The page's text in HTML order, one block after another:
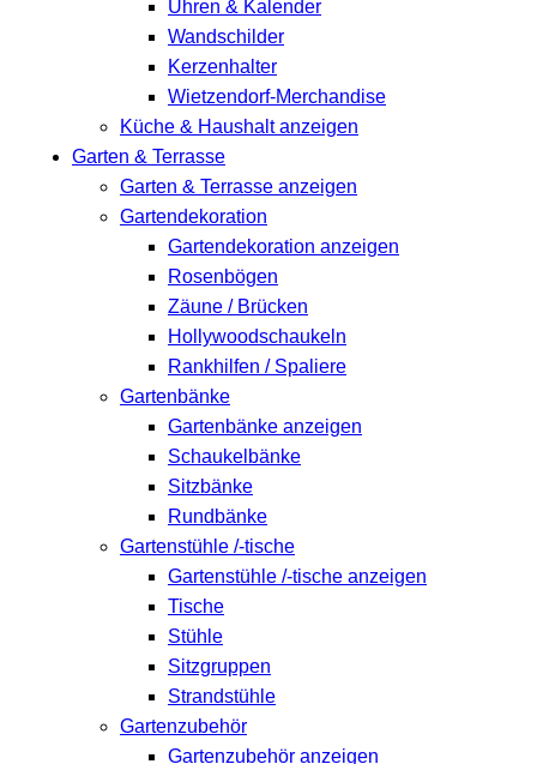
Uhren & Kalender
Wandschilder
Kerzenhalter
Wietzendorf-Merchandise
Küche & Haushalt anzeigen
Garten & Terrasse
Garten & Terrasse anzeigen
Gartendekoration
Gartendekoration anzeigen
Rosenbögen
Zäune / Brücken
Hollywoodschaukeln
Rankhilfen / Spaliere
Gartenbänke
Gartenbänke anzeigen
Schaukelbänke
Sitzbänke
Rundbänke
Gartenstühle /-tische
Gartenstühle /-tische anzeigen
Tische
Stühle
Sitzgruppen
Strandstühle
Gartenzubehör
Gartenzubehör anzeigen